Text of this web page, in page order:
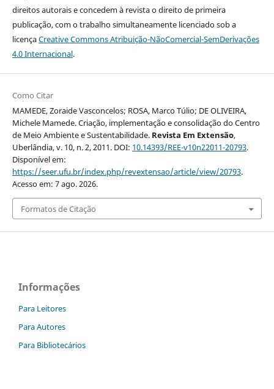
direitos autorais e concedem à revista o direito de primeira
publicação, com o trabalho simultaneamente licenciado sob a
licençaCreative Commons Atribuição-NãoComercial-SemDerivações
4.0 Internacional.
Como Citar
MAMEDE, Zoraide Vasconcelos; ROSA, Marco Túlio; DE OLIVEIRA,
Michele Mamede. Criação, implementação e consolidação do Centro
de Meio Ambiente e Sustentabilidade. Revista Em Extensão,
Uberlândia, v. 10, n. 2, 2011. DOI: 10.14393/REE-v10n22011-20793.
Disponível em:
https://seer.ufu.br/index.php/revextensao/article/view/20793.
Acesso em: 7 ago. 2026.
Formatos de Citação
Informações
Para Leitores
Para Autores
Para Bibliotecários